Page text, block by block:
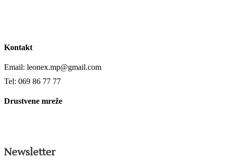
Kontakt
Email: leonex.mp@gmail.com
Tel: 069 86 77 77
Drustvene mreže
Newsletter